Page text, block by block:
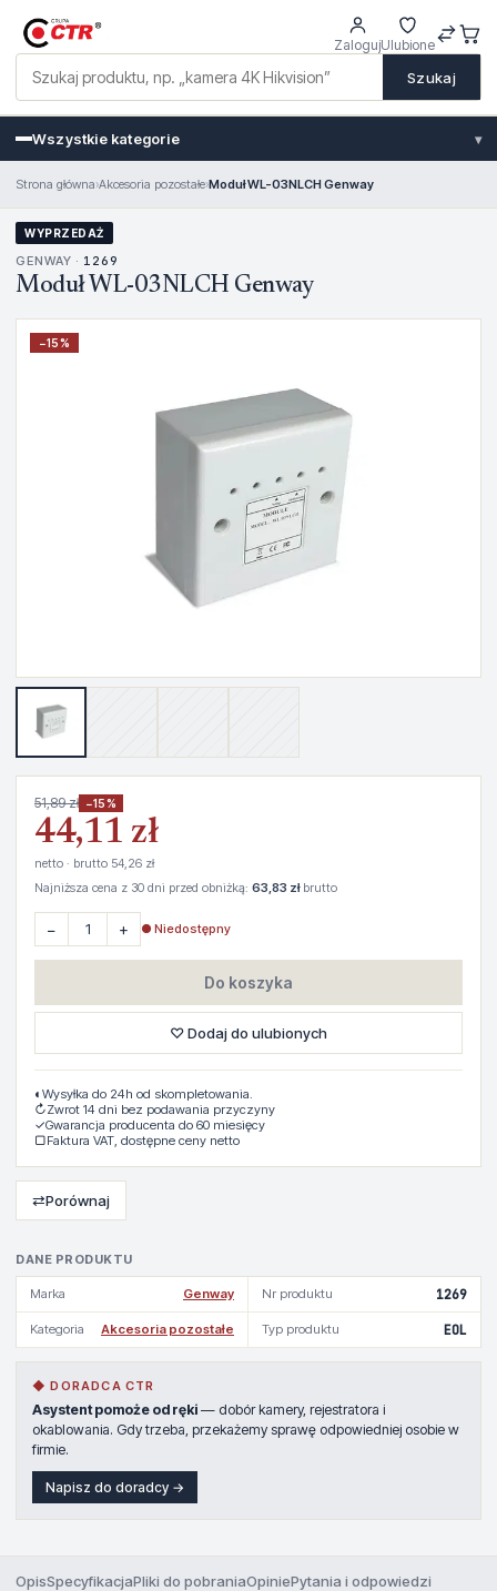
Szukaj
ZalogujUlubione
Wszystkie kategorie ▾
Strona główna›Akcesoria pozostałe›Moduł WL-03NLCH Genway
WYPRZEDAŻ
GENWAY · 1269
Moduł WL-03NLCH Genway
−15%
DANE PRODUKTU
Marka Genway Nr produktu 1269
Kategoria Akcesoria pozostałe Typ produktu EOL
◆ DORADCA CTR
Asystent pomoże od ręki — dobór kamery, rejestratora i
okablowania. Gdy trzeba, przekażemy sprawę odpowiedniej osobie w
firmie.
Napisz do doradcy →
51,89 zł −15%
44,11 zł
netto · brutto 54,26 zł
Najniższa cena z 30 dni przed obniżką: 63,83 złbrutto
− + ● Niedostępny
Do koszyka
♡ Dodaj do ulubionych
◐ Wysyłka do 24h od skompletowania.
↻Zwrot 14 dni bez podawania przyczyny
✓Gwarancja producenta do 60 miesięcy
▢Faktura VAT, dostępne ceny netto
⇄Porównaj
OpisSpecyfikacjaPliki do pobraniaOpiniePytania i odpowiedzi